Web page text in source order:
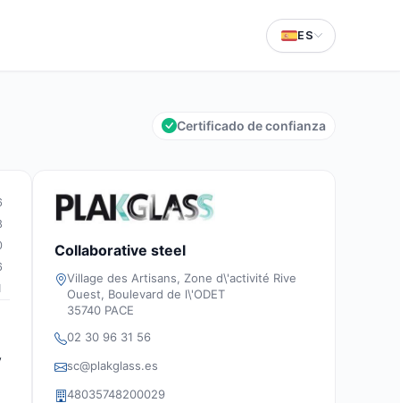
ES
Certificado de confianza
Collaborative steel
Village des Artisans, Zone d\'activité Rive
Ouest, Boulevard de l\'ODET
35740 PACE
02 30 96 31 56
sc@plakglass.es
48035748200029